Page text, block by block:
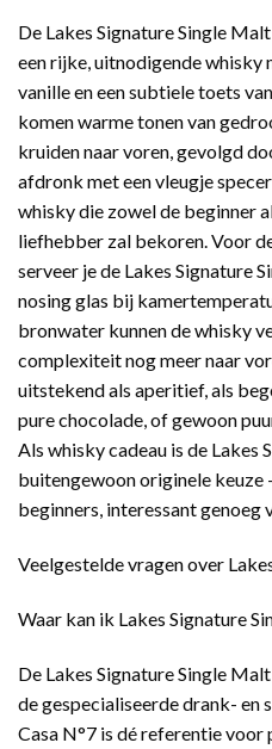
De Lakes Signature Single
een rijke, uitnodigende whisky
vanille en een subtiele toets
komen warme tonen van
kruiden naar voren, gevolgd
afdronk met een vleugje
whisky die zowel de beginner
liefhebber zal bekoren. Voor
serveer je de Lakes Signature
nosing glas bij
bronwater kunnen de whisky
complexiteit nog meer naar
uitstekend als aperitief, als
pure chocolade, of gewoon
Als whisky cadeau is de Lakes
buitengewoon originele
beginners, interessant genoeg
Veelgestelde vragen over
Waar kan ik Lakes Signature
De Lakes Signature Single
de gespecialiseerde drank- en
Casa N°7 is dé referentie voor